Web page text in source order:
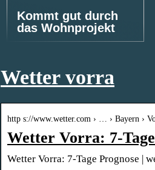
Kommt gut durch
das Wohnprojekt
Wetter vorra
http s://www.wetter.com › … › Bayern ›
Wetter Vorra: 7-
Wetter Vorra: 7-Tage Prognose |